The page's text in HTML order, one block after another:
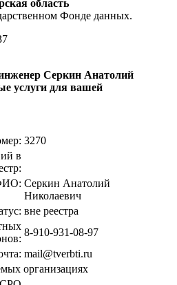
область
Фонде данных.
Серкин Анатолий
услуги для вашей
3270
в
Серкин Анатолий
Николаевич
вне реестра
8-910-931-08-97
mail@tverbti.ru
организациях